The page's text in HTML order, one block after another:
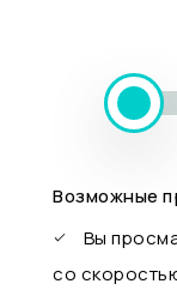
Возможные
Вы
со